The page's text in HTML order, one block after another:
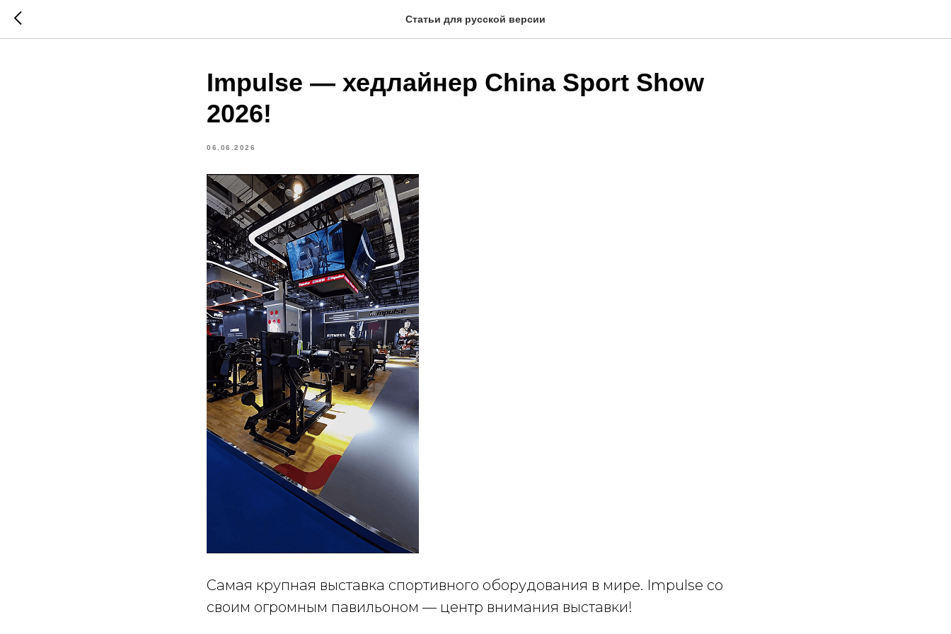
Статьи для русской версии
Impulse — хедлайнер China Sport Show
2026!
06.06.2026
Самая крупная выставка спортивного оборудования в мире. Impulse со
своим огромным павильоном — центр внимания выставки!